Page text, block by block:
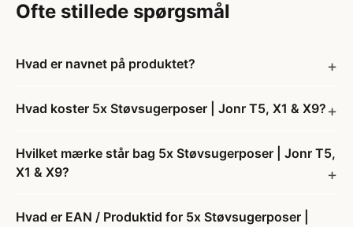
Ofte stillede spørgsmål
Hvad er navnet på produktet?
Hvad koster 5x Støvsugerposer | Jonr T5, X1 & X9?
Hvilket mærke står bag 5x Støvsugerposer | Jonr T5,
X1 & X9?
Hvad er EAN / Produktid for 5x Støvsugerposer |